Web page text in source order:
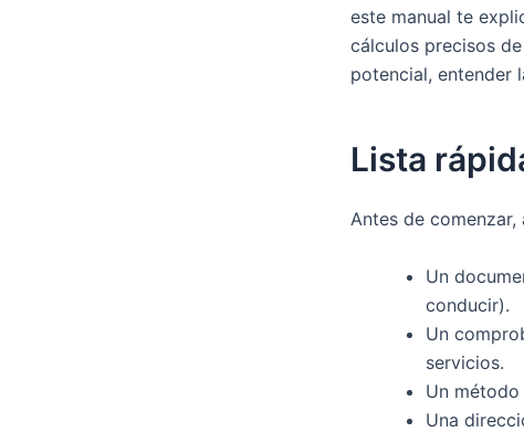
este manual te
cálculos precisos
potencial, entender
Lista
Antes de
Un
conducir).
Un
servicios.
Un
Una